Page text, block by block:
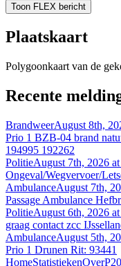
Toon FLEX bericht
Plaatskaart
Polygoonkaart van de
Recente
BrandweerAugust 8th,
Prio 1 BZB-04 brand
194995 192262
PolitieAugust 7th, 2026
Ongeval/Wegvervoer/
AmbulanceAugust 7th,
Passage Ambulance
PolitieAugust 6th, 2026
graag contact zcc
AmbulanceAugust 5th,
Prio 1 Drunen Rit: 93441
HomeStatistiekenOver